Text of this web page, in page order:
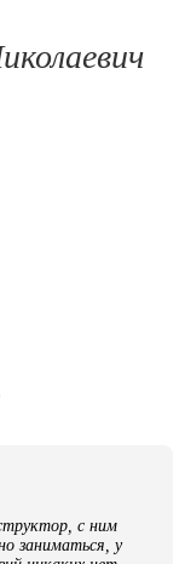
с ним
заниматься, у